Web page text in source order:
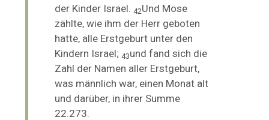
der Kinder Israel. 42Und Mose
zählte, wie ihm der Herr geboten
hatte, alle Erstgeburt unter den
Kindern Israel; 43und fand sich die
Zahl der Namen aller Erstgeburt,
was männlich war, einen Monat alt
und darüber, in ihrer Summe
22.273.